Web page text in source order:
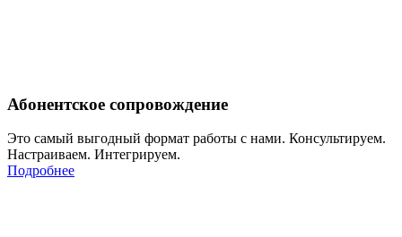
Абонентское сопровождение
Это самый выгодный формат работы с нами. Консультируем.
Настраиваем. Интегрируем.
Подробнее